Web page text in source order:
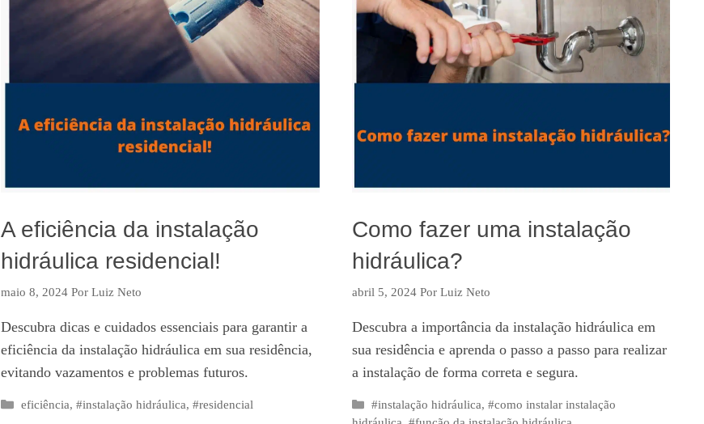
A eficiência da instalação
hidráulica residencial!
maio 8, 2024 PorLuiz Neto
Descubra dicas e cuidados essenciais para garantir a
eficiência da instalação hidráulica em sua residência,
evitando vazamentos e problemas futuros.
Categorias
eficiência, #instalação hidráulica, #residencial
Como fazer uma instalação
hidráulica?
abril 5, 2024 Por Luiz Neto
Descubra a importância da instalação hidráulica em
sua residência e aprenda o passo a passo para realizar
a instalação de forma correta e segura.
Categorias
#instalação hidráulica,#como instalar instalação